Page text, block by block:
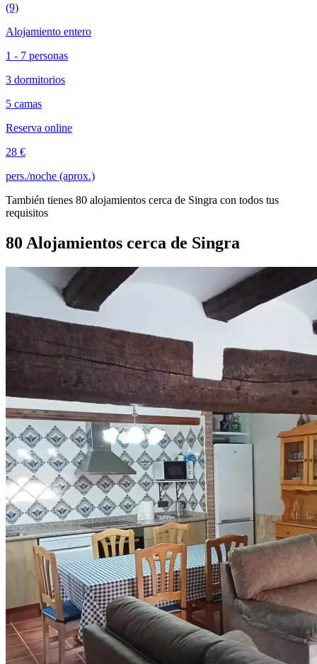
(9)
Alojamiento entero
1 - 7 personas
3 dormitorios
5 camas
Reserva online
28 €
pers./noche (aprox.)
También tienes 80 alojamientos cerca de Singra con todos tus
requisitos
80 Alojamientos cerca de Singra